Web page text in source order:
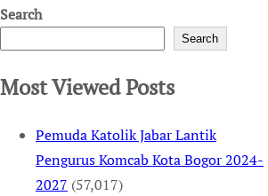
Search
Search
Most Viewed Posts
Pemuda Katolik Jabar Lantik
Pengurus Komcab Kota Bogor 2024-
2027 (57,017)